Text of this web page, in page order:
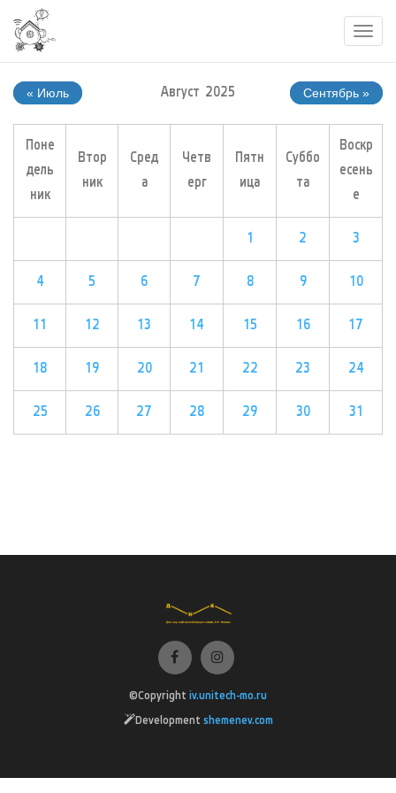
« Июль Август 2025 Сентябрь »
Поне
дель
ник
Втор
ник
Сред
а
Четв
ерг
Пятн
ица
Суббо
та
Воскр
есень
е
1 2 3
4 5 6 7 8 9 10
11 12 13 14 15 16 17
18 19 20 21 22 23 24
25 26 27 28 29 30 31
©Copyright iv.unitech-mo.ru
Development shemenev.com